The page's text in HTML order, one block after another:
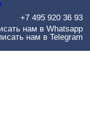
+7 495 920 36 93